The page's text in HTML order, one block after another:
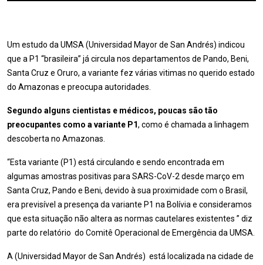
Um estudo da UMSA (Universidad Mayor de San Andrés) indicou
que a P1 “brasileira” já circula nos departamentos de Pando, Beni,
Santa Cruz e Oruro, a variante fez várias vitimas no querido estado
do Amazonas e preocupa autoridades.
Segundo alguns cientistas e médicos, poucas são tão
preocupantes como a variante P1, como é chamada a linhagem
descoberta no Amazonas.
“Esta variante (P1) está circulando e sendo encontrada em
algumas amostras positivas para SARS-CoV-2 desde março em
Santa Cruz, Pando e Beni, devido à sua proximidade com o Brasil,
era previsível a presença da variante P1 na Bolívia e consideramos
que esta situação não altera as normas cautelares existentes ” diz
parte do relatório do Comitê Operacional de Emergência da UMSA.
A (Universidad Mayor de San Andrés) está localizada na cidade de